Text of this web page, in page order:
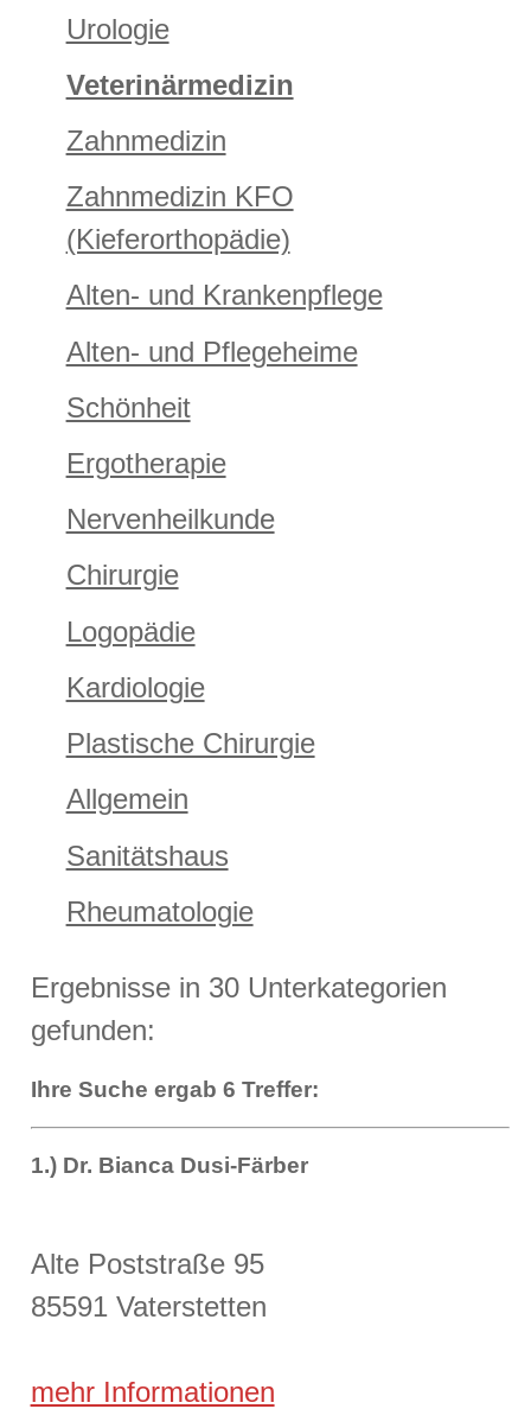
Urologie
Veterinärmedizin
Zahnmedizin
Zahnmedizin KFO
(Kieferorthopädie)
Alten- und Krankenpflege
Alten- und Pflegeheime
Schönheit
Ergotherapie
Nervenheilkunde
Chirurgie
Logopädie
Kardiologie
Plastische Chirurgie
Allgemein
Sanitätshaus
Rheumatologie
Ergebnisse in 30 Unterkategorien
gefunden:
Ihre Suche ergab 6 Treffer:
1.) Dr. Bianca Dusi-Färber
Alte Poststraße 95
85591 Vaterstetten
mehr Informationen